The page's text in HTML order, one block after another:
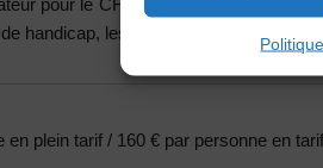
pour le CFMI de Lyon depuis
handicap, les comédiens,…
en plein tarif / 160 € par personne en